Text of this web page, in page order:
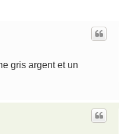
gris argent et un